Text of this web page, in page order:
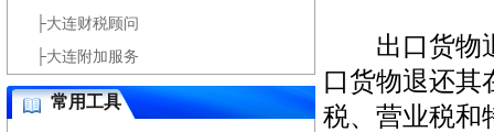
├大连财税顾问
├大连附加服务
常用工具
出口货物退
口货物退还其
税、营业税和